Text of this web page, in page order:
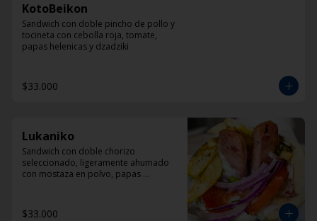
KotoBeikon
Sandwich con doble pincho de pollo y
tocineta con cebolla roja, tomate,
papas helenicas y dzadziki
$33.000
Lukaniko
Sandwich con doble chorizo
seleccionado, ligeramente ahumado
con mostaza en polvo, papas
$33.000